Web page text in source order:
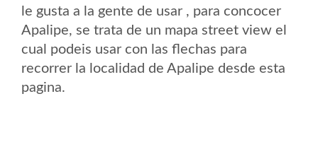
le gusta a la gente de usar , para concocer
Apalipe, se trata de un mapa street view el
cual podeis usar con las flechas para
recorrer la localidad de Apalipe desde esta
pagina.